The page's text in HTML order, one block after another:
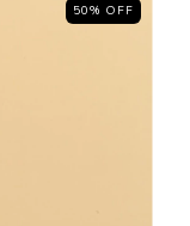
50% OFF